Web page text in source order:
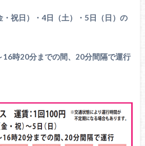
祝日）・4日（土）・5日（日）の
時20分までの間、20分間隔で運行